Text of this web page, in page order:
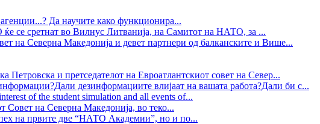
Да научите како функционира...
се сретнат во Вилнус Литванија, на Самитот на НАТО, за ...
на Северна Македонија и девет партнери од балканските и Више...
Петровска и претседателот на Евроатлантскиот совет на Север...
дезинформациите влијаат на вашата работа?Дали би с...
of the student simulation and all events of...
Совет на Северна Македонија, во теко...
на првите две “НАТО Академии”, но и по...